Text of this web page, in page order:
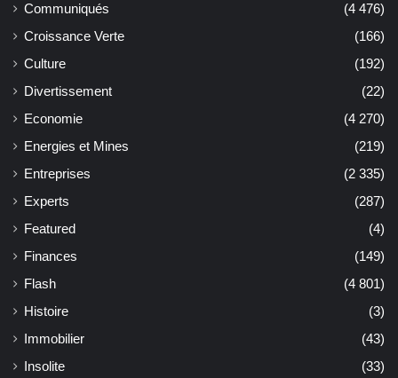
Communiqués
(4 476)
Croissance Verte
(166)
Culture
(192)
Divertissement
(22)
Economie
(4 270)
Energies et Mines
(219)
Entreprises
(2 335)
Experts
(287)
Featured
(4)
Finances
(149)
Flash
(4 801)
Histoire
(3)
Immobilier
(43)
Insolite
(33)